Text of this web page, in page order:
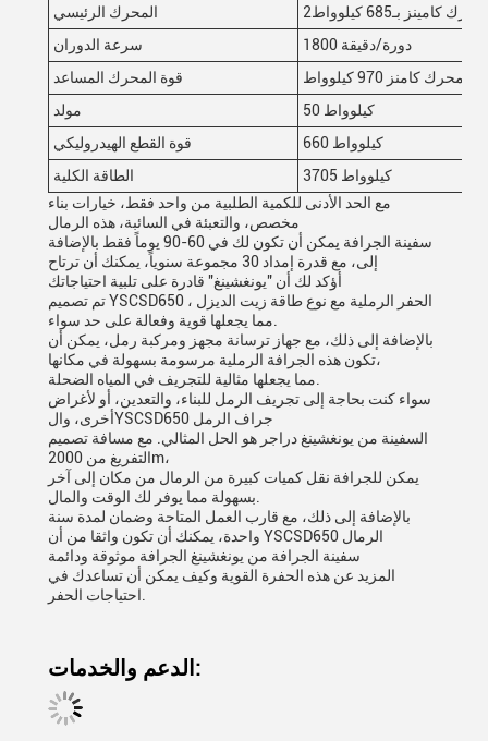
المحرك الرئيسي
2محرك كامينز بـ685 كيلوواط
سرعة الدوران
1800 دورة/دقيقة
قوة المحرك المساعد
محرك كامنز 970 كيلوواط
مولد
50 كيلوواط
قوة القطع الهيدروليكي
660 كيلوواط
الطاقة الكلية
3705 كيلوواط
مع الحد الأدنى للكمية الطلبية من واحد فقط، خيارات بناء
مخصص، والتعبئة في السائبة، هذه الرمال
سفينة الجرافة يمكن أن تكون لك في 60-90 يوماً فقط بالإضافة
إلى، مع قدرة إمداد 30 مجموعة سنوياً، يمكنك أن ترتاح
أؤكد لك أن "يونغشينغ" قادرة على تلبية احتياجاتك
تم تصميم YSCSD650 الحفر الرملية مع نوع طاقة زيت الديزل ،
بالإضافة إلى ذلك، مع جهاز ترسانة مجهز ومركبة رمل، يمكن أن
تكون هذه الجرافة الرملية مرسومة بسهولة في مكانها،
سواء كنت بحاجة إلى تجريف الرمل للبناء، والتعدين، أو لأغراض
أخرى، والYSCSD650 جراف الرمل
السفينة من يونغشينغ دراجر هو الحل المثالي. مع مسافة تصميم
التفريغ من 2000m،
يمكن للجرافة نقل كميات كبيرة من الرمال من مكان إلى آخر
بالإضافة إلى ذلك، مع قارب العمل المتاحة وضمان لمدة سنة
واحدة، يمكنك أن تكون واثقا من أن YSCSD650 الرمال
سفينة الجرافة من يونغشينغ الجرافة موثوقة ودائمة
المزيد عن هذه الحفرة القوية وكيف يمكن أن تساعدك في
الدعم والخدمات: